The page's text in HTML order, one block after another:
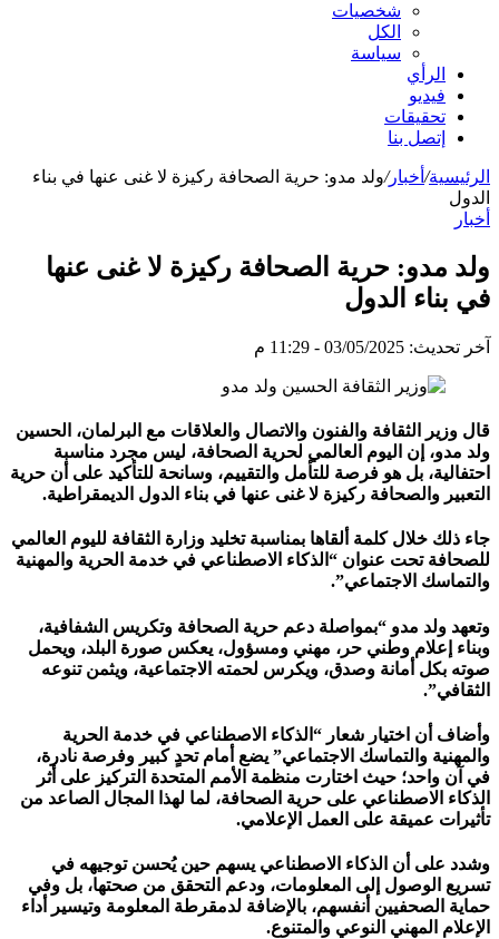
شخصيات
الكل
سياسة
الرأي
فيديو
تحقيقات
إتصل بنا
الرئيسية/ أخبار/ولد مدو: حرية الصحافة ركيزة لا غنى عنها في بناء
الدول
أخبار
ولد مدو: حرية الصحافة ركيزة لا غنى عنها
في بناء الدول
آخر تحديث: 03/05/2025 - 11:29 م
قال وزير الثقافة والفنون والاتصال والعلاقات مع البرلمان، الحسين
ولد مدو، إن اليوم العالمي لحرية الصحافة، ليس مجرد مناسبة
احتفالية، بل هو فرصة للتأمل والتقييم، وسانحة للتأكيد على أن حرية
التعبير والصحافة ركيزة لا غنى عنها في بناء الدول الديمقراطية.
جاء ذلك خلال كلمة ألقاها بمناسبة تخليد وزارة الثقافة لليوم العالمي
للصحافة تحت عنوان “الذكاء الاصطناعي في خدمة الحرية والمهنية
والتماسك الاجتماعي”.
وتعهد ولد مدو “بمواصلة دعم حرية الصحافة وتكريس الشفافية،
وبناء إعلام وطني حر، مهني ومسؤول، يعكس صورة البلد، ويحمل
صوته بكل أمانة وصدق، ويكرس لحمته الاجتماعية، ويثمن تنوعه
الثقافي”.
وأضاف أن اختيار شعار “الذكاء الاصطناعي في خدمة الحرية
والمهنية والتماسك الاجتماعي” يضع أمام تحدٍ كبير وفرصة نادرة،
في آن واحد؛ حيث اختارت منظمة الأمم المتحدة التركيز على أثر
الذكاء الاصطناعي على حرية الصحافة، لما لهذا المجال الصاعد من
تأثيرات عميقة على العمل الإعلامي.
وشدد على أن الذكاء الاصطناعي يسهم حين يُحسن توجيهه في
تسريع الوصول إلى المعلومات، ودعم التحقق من صحتها، بل وفي
حماية الصحفيين أنفسهم، بالإضافة لدمقرطة المعلومة وتيسير أداء
الإعلام المهني النوعي والمتنوع.